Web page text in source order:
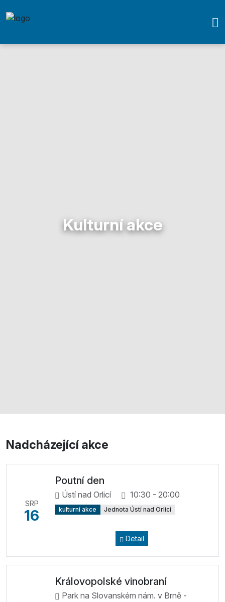
Kulturní akce
Nadcházející akce
SRP
16
Poutní den
Ústí nad Orlicí 10:30 - 20:00
kulturní akce Jednota Ústí nad Orlicí
Detail
Královopolské vinobraní
Park na Slovanském nám. v Brně -